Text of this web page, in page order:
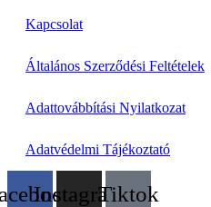
Kapcsolat
Általános Szerződési Feltételek
Adattovábbítási Nyilatkozat
Adatvédelmi Tájékoztató
InstagramTiktok